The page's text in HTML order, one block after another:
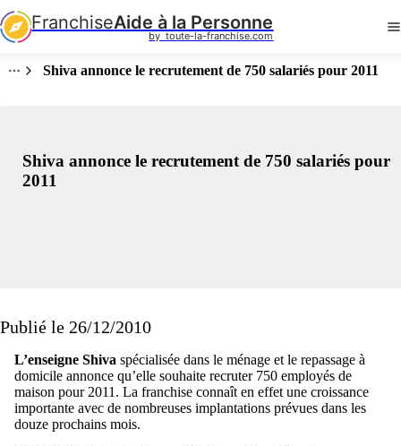
FranchiseAide à la Personne
by  toute-la-franchise.com
Shiva annonce le recrutement de 750 salariés pour 2011
Shiva annonce le recrutement de 750 salariés pour
2011
Publié le 26/12/2010
L’enseigne Shiva spécialisée dans le ménage et le repassage à
domicile annonce qu’elle souhaite recruter 750 employés de
maison pour 2011. La franchise connaît en effet une croissance
importante avec de nombreuses implantations prévues dans les
douze prochains mois.